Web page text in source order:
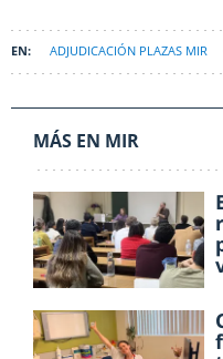
ADJUDICACIÓN PLAZAS MIR
MÁS EN MIR